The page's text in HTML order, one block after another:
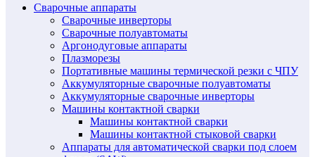
Сварочные аппараты
Сварочные инверторы
Сварочные полуавтоматы
Аргонодуговые аппараты
Плазморезы
Портативные машины термической резки с ЧПУ
Аккумуляторные сварочные полуавтоматы
Аккумуляторные сварочные инверторы
Машины контактной сварки
Машины контактной сварки
Машины контактной стыковой сварки
Аппараты для автоматической сварки под слоем